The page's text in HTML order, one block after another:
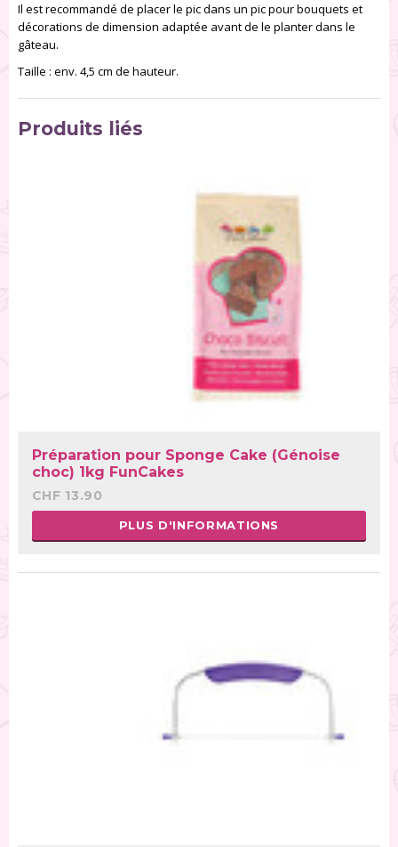
Il est recommandé de placer le pic dans un pic pour bouquets et
décorations de dimension adaptée avant de le planter dans le
gâteau.
Taille : env. 4,5 cm de hauteur.
Produits liés
Préparation pour Sponge Cake (Génoise
choc) 1kg FunCakes
CHF 13.90
PLUS D'INFORMATIONS